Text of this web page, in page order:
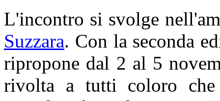
L'incontro si svolge
Suzzara. Con la seconda
ripropone dal 2 al 5
rivolta a tutti coloro